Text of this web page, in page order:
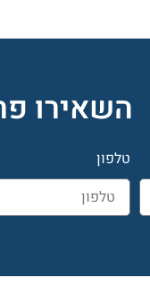
השאירו
טלפון